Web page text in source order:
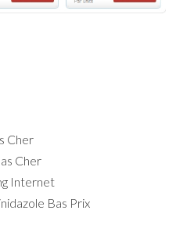
Cher
Cher
Internet
Bas Prix